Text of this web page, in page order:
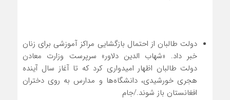
دولت طالبان از احتمال بازگشایی مراکز آموزشی برای زنان
خبر داد. «شهاب الدین دلاور» سرپرست وزارت معادن
دولت طالبان اظهار امیدواری کرد که تا آغاز سال آینده
هجری خورشیدی، دانشگاه‌ها و مدارس به روی دختران
افغانستان باز شوند./جام